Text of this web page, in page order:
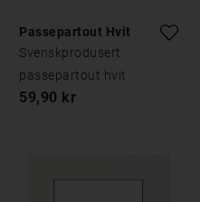
Passepartout Hvit
Svenskprodusert
passepartout hvit
59,90 kr